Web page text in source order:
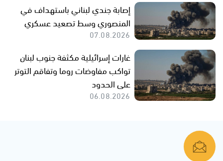
إصابة جندي لبناني باستهداف في
المنصوري وسط تصعيد عسكري
07.08.2026
غارات إسرائيلية مكثفة جنوب لبنان
تواكب مفاوضات روما وتفاقم التوتر
على الحدود
06.08.2026